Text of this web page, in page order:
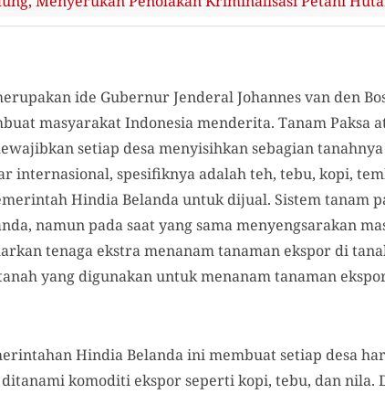
ide Gubernur Jenderal Johannes van den
masyarakat Indonesia menderita. Tanam Paksa
setiap desa menyisihkan sebagian
internasional, spesifiknya adalah teh, tebu, kopi,
Hindia Belanda untuk dijual. Sistem tanam
namun pada saat yang sama menyengsarakan
tenaga ekstra menanam tanaman ekspor di
yang digunakan untuk menanam tanaman
Hindia Belanda ini membuat setiap desa
komoditi ekspor seperti kopi, tebu, dan nila.